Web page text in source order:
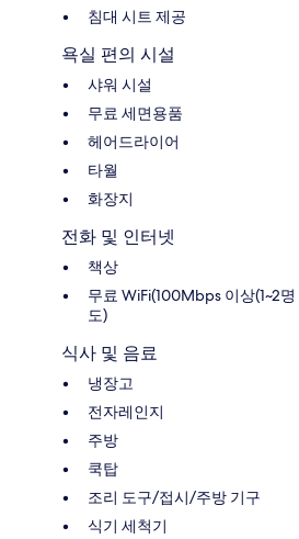
침대 시트 제공
욕실 편의 시설
샤워 시설
무료 세면용품
헤어드라이어
타월
화장지
전화 및 인터넷
책상
무료 WiFi(100Mbps 이상(1~2
도)
식사 및 음료
냉장고
전자레인지
주방
쿡탑
조리 도구/접시/주방 기구
식기 세척기